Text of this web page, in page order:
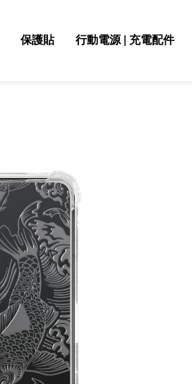
保護貼 行動電源 | 充電配件